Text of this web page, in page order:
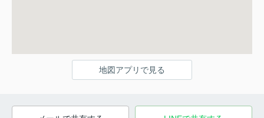
地図アプリで見る